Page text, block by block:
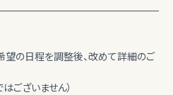
望の日程を調整後、改めて詳細のご
ございません）